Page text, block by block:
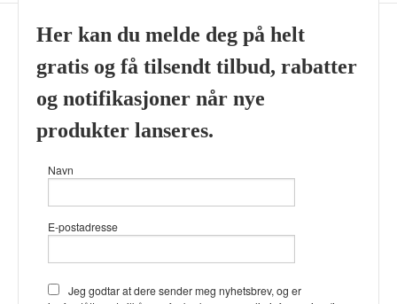
Frakt Kjøpsbetingelser
Sikkerhet og personvern
Nyhetsbrev
Viking’s Perfume House & Beard Co Fløenbakken 43 A 5009
Bergen Tlf.41696407- Foretaksregisteret 933905799
du får en bedre kjøpsopplevelse og
bruker cookies hovedsaklig til å
lagre innloggingsdetaljer og huske
Her kan du melde deg på helt
gratis og få tilsendt tilbud, rabatter
og notifikasjoner når nye
produkter lanseres.
Navn
E-postadresse
Jeg godtar at dere sender meg nyhetsbrev, og er